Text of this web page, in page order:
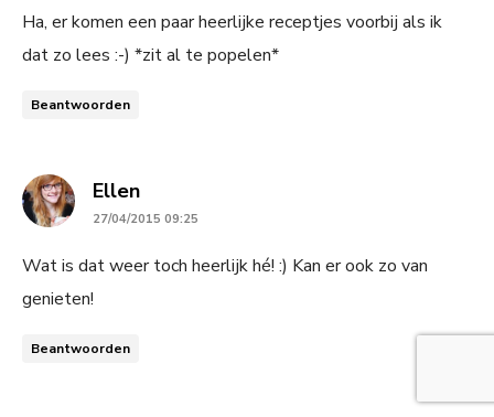
Ha, er komen een paar heerlijke receptjes voorbij als ik
dat zo lees :-) *zit al te popelen*
Beantwoorden
Ellensays:
27/04/2015 09:25
Wat is dat weer toch heerlijk hé! :) Kan er ook zo van
genieten!
Beantwoorden